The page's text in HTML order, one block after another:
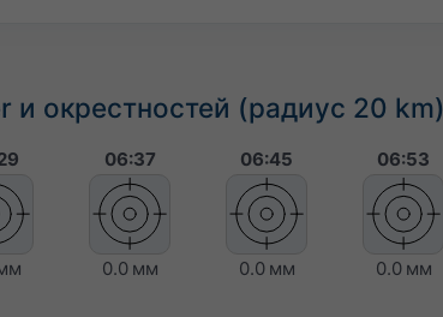
и окрестностей (радиус 20 km)
06:37 06:45 06:53
0.0 мм 0.0 мм 0.0 мм